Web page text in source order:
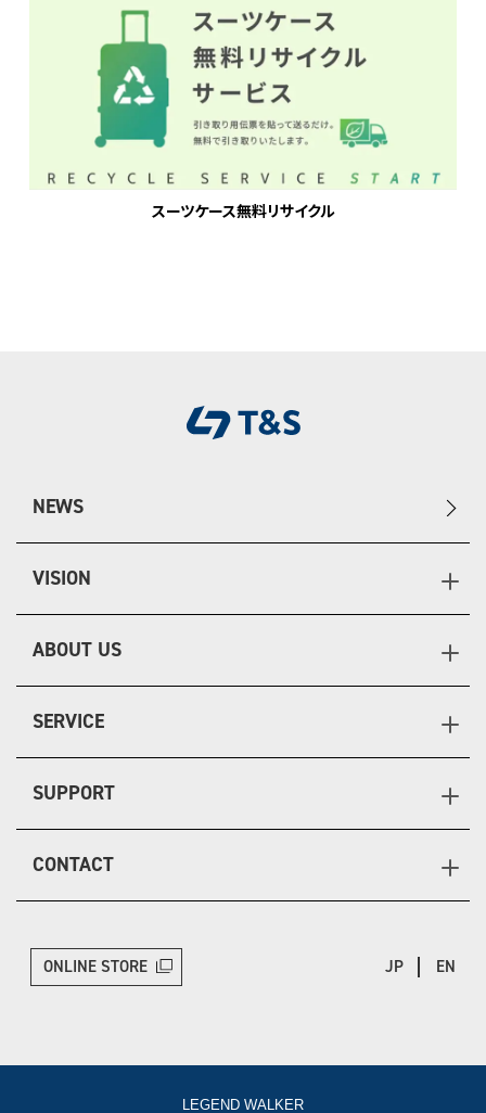
スーツケース無料リサイクル
NEWS
VISION
ABOUT US
SERVICE
SUPPORT
CONTACT
ONLINE STORE JP EN
LEGEND WALKER